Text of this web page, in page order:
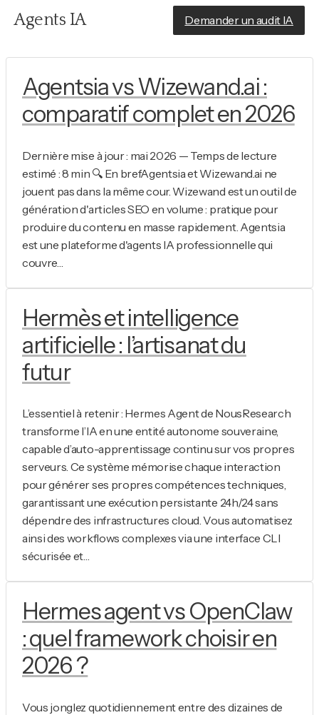
Aller
Agents IA Demander un audit IA
Agentsia vs Wizewand.ai :
comparatif complet en 2026
Dernière mise à jour : mai 2026 — Temps de lecture
estimé : 8 min 🔍 En brefAgentsia et Wizewand.ai ne
jouent pas dans la même cour. Wizewand est un outil de
génération d'articles SEO en volume : pratique pour
produire du contenu en masse rapidement. Agentsia
est une plateforme d'agents IA professionnelle qui
couvre…
Hermès et intelligence
artificielle : l’artisanat du
futur
L’essentiel à retenir : Hermes Agent de NousResearch
transforme l’IA en une entité autonome souveraine,
capable d’auto-apprentissage continu sur vos propres
serveurs. Ce système mémorise chaque interaction
pour générer ses propres compétences techniques,
garantissant une exécution persistante 24h/24 sans
dépendre des infrastructures cloud. Vous automatisez
ainsi des workflows complexes via une interface CLI
sécurisée et…
Hermes agent vs OpenClaw
: quel framework choisir en
2026 ?
Vous jonglez quotidiennement entre des dizaines de